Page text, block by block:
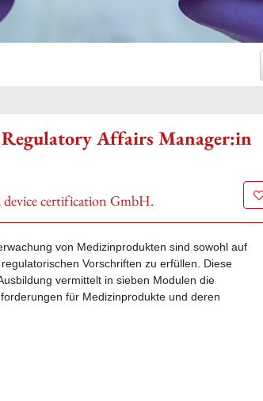
Affairs Manager:in
certification GmbH.
von Medizinprodukten sind sowohl auf
Vorschriften zu erfüllen. Diese
vermittelt in sieben Modulen die
für Medizinprodukte und deren